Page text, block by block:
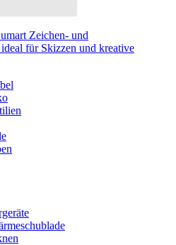
Zeichen- und
für Skizzen und kreative